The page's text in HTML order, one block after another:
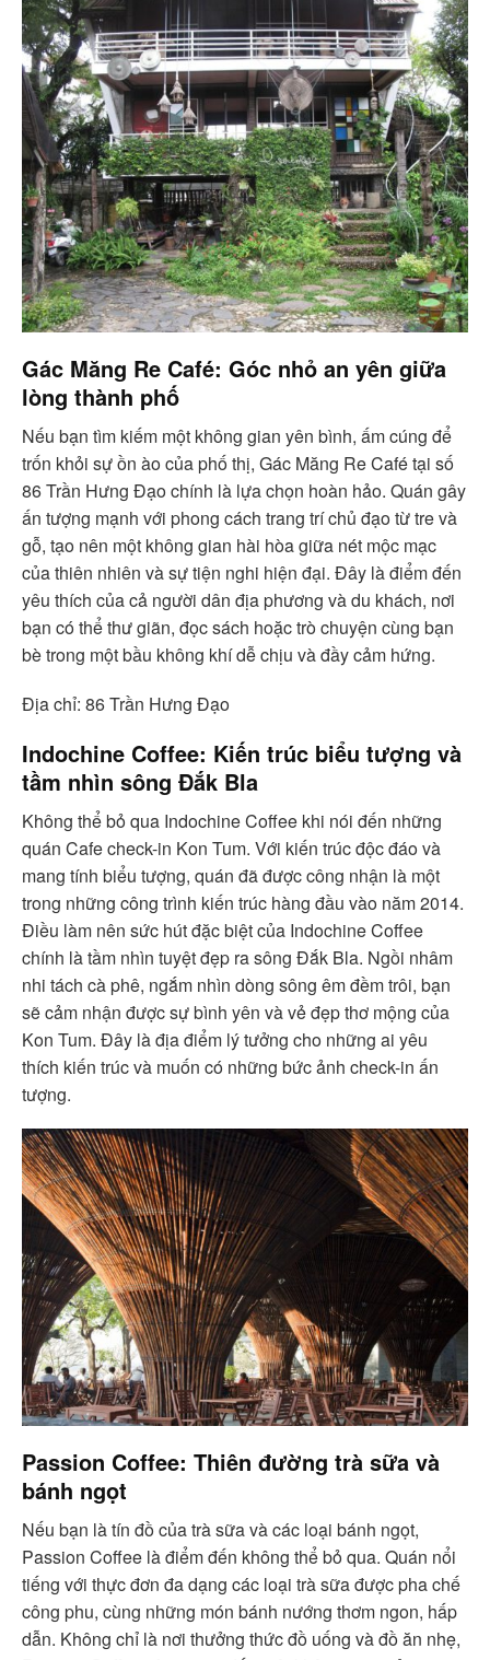
Gác Măng Re Café: Góc nhỏ an yên giữa
lòng thành phố
Nếu bạn tìm kiếm một không gian yên bình, ấm cúng để
trốn khỏi sự ồn ào của phố thị, Gác Măng Re Café tại số
86 Trần Hưng Đạo chính là lựa chọn hoàn hảo. Quán gây
ấn tượng mạnh với phong cách trang trí chủ đạo từ tre và
gỗ, tạo nên một không gian hài hòa giữa nét mộc mạc
của thiên nhiên và sự tiện nghi hiện đại. Đây là điểm đến
yêu thích của cả người dân địa phương và du khách, nơi
bạn có thể thư giãn, đọc sách hoặc trò chuyện cùng bạn
bè trong một bầu không khí dễ chịu và đầy cảm hứng.
Địa chỉ: 86 Trần Hưng Đạo
Indochine Coffee: Kiến trúc biểu tượng và
tầm nhìn sông Đắk Bla
Không thể bỏ qua Indochine Coffee khi nói đến những
quán Cafe check-in Kon Tum. Với kiến trúc độc đáo và
mang tính biểu tượng, quán đã được công nhận là một
trong những công trình kiến trúc hàng đầu vào năm 2014.
Điều làm nên sức hút đặc biệt của Indochine Coffee
chính là tầm nhìn tuyệt đẹp ra sông Đắk Bla. Ngồi nhâm
nhi tách cà phê, ngắm nhìn dòng sông êm đềm trôi, bạn
sẽ cảm nhận được sự bình yên và vẻ đẹp thơ mộng của
Kon Tum. Đây là địa điểm lý tưởng cho những ai yêu
thích kiến trúc và muốn có những bức ảnh check-in ấn
tượng.
Passion Coffee: Thiên đường trà sữa và
bánh ngọt
Nếu bạn là tín đồ của trà sữa và các loại bánh ngọt,
Passion Coffee là điểm đến không thể bỏ qua. Quán nổi
tiếng với thực đơn đa dạng các loại trà sữa được pha chế
công phu, cùng những món bánh nướng thơm ngon, hấp
dẫn. Không chỉ là nơi thưởng thức đồ uống và đồ ăn nhẹ,